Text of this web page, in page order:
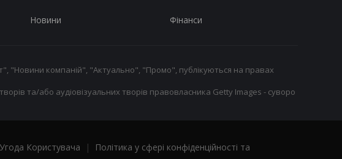
Новини Фінанси
"Новини компаній", "Актуально", "Промо", публікуються на правах
та/або аудіовізуальних творів правовласника Getty Images - суворо
Угода Користувача |
Політика у сфері конфіденційності та